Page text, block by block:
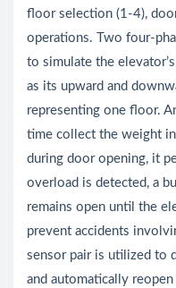
floor selection (1-4),
operations. Two four-
to simulate the
as its upward and
representing one floor.
time collect the weight
during door opening, it
overload is detected, a
remains open until the
prevent accidents
sensor pair is utilized to
and automatically